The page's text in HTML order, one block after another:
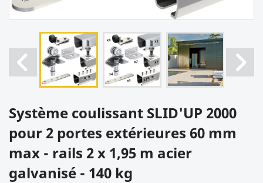
Système coulissant SLID'UP 2000
pour 2 portes extérieures 60 mm
max - rails 2 x 1,95 m acier
galvanisé - 140 kg